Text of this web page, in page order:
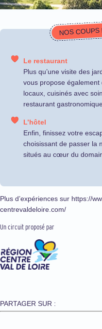
NOS
Le restaurant
Plus qu’une visite des
vous propose
locaux, cuisinés avec
restaurant gastronomique.
L’hôtel
Enfin, finissez votre
choisissant de passer la
situés au cœur du
Plus d’expériences sur https://
centrevaldeloire.com/
Un circuit proposé par
PARTAGER SUR :